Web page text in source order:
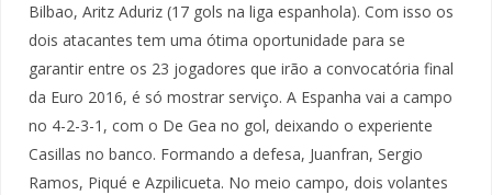
Bilbao, Aritz Aduriz (17 gols na liga espanhola). Com isso os
dois atacantes tem uma ótima oportunidade para se
garantir entre os 23 jogadores que irão a convocatória final
da Euro 2016, é só mostrar serviço. A Espanha vai a campo
no 4-2-3-1, com o De Gea no gol, deixando o experiente
Casillas no banco. Formando a defesa, Juanfran, Sergio
Ramos, Piqué e Azpilicueta. No meio campo, dois volantes